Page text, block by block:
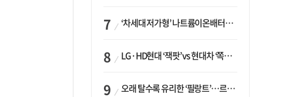
‘차세대 저가형’ 나트륨이온배터리 시대 오나…LG화학·에코프로, 상용화 속도낸다
LG·HD현대 ‘잭팟’ vs 현대차 ‘쪽박’…글로벌 사모펀드, 韓 대기업 투자 ‘희비’
오래 탈수록 유리한 ‘필랑트’…르노코리아, 5년 뒤 잔존가치 53% 보장